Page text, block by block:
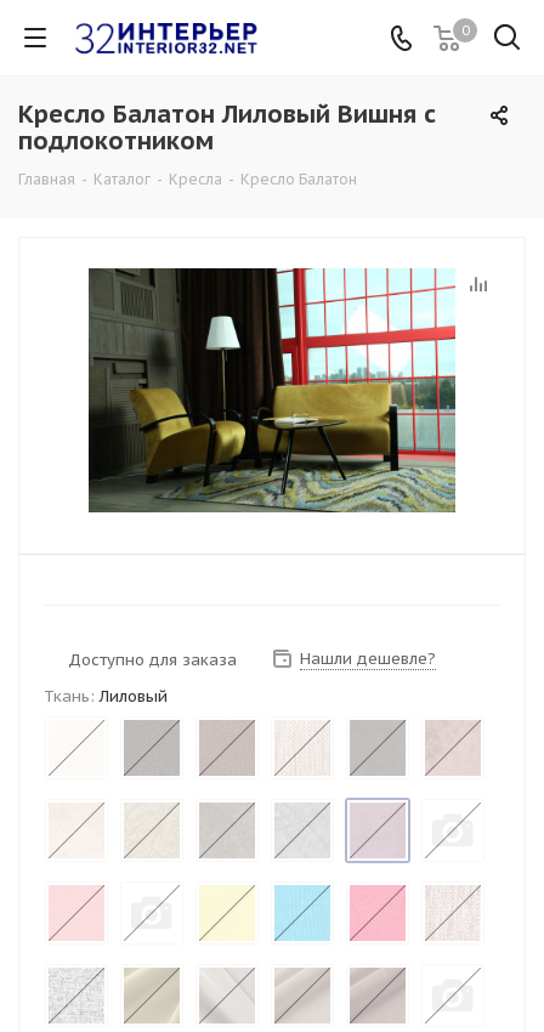
0
Кресло Балатон Лиловый Вишня с
подлокотником
Главная - Каталог - Кресла - Кресло Балатон
Доступно для заказа
Нашли дешевле?
Ткань: Лиловый